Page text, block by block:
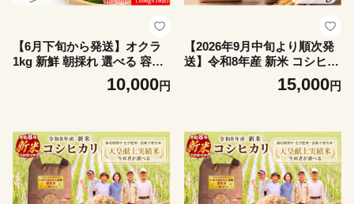
【6月下旬から発送】オクラ
1kg 新鮮 朝採れ 選べる 容量
小分け おくら 朝どれ 野菜 夏
夏野菜 旬 サラダ 冷蔵 農地直
10,000円
【2026年9月中旬より順次発
送】令和8年産 新米 コシヒカ
リ 5kg（玄米） 天皇献上米
(栽培期間中）化学肥料・農
松島 上王子特質米 5kg
15,000円